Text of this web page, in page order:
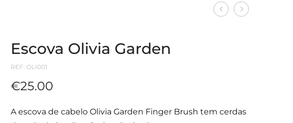
Produto
Steampod
System
Escova Olivia Garden
REF: OLI001
€25.00
A escova de cabelo Olivia Garden Finger Brush tem cerdas